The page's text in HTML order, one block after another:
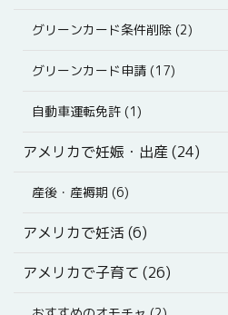
グリーンカード条件削除 (2)
グリーンカード申請 (17)
自動車運転免許 (1)
アメリカで妊娠・出産 (24)
産後・産褥期 (6)
アメリカで妊活 (6)
アメリカで子育て (26)